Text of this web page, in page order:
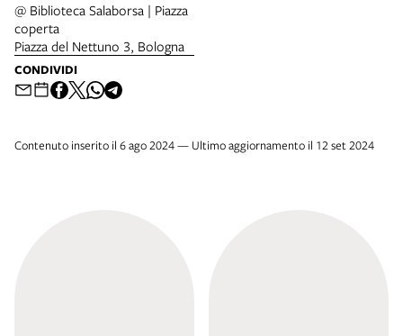
@ Biblioteca Salaborsa | Piazza
coperta
Piazza del Nettuno 3, Bologna
CONDIVIDI
Contenuto inserito il 6 ago 2024 — Ultimo aggiornamento il 12 set 2024